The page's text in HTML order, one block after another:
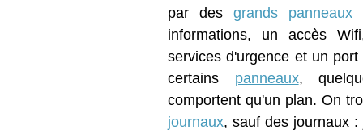
par desgrands panneaux
informations, un accès
services d'urgence et un
certains panneaux,
comportent qu'un plan. On
journaux, sauf des journaux